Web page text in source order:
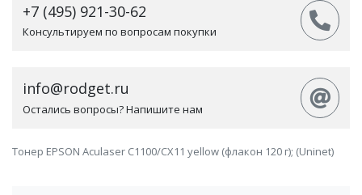
+7 (495) 921-30-62
Консультируем по вопросам покупки
info@rodget.ru
Остались вопросы? Напишите нам
Тонер EPSON Aculaser C1100/CX11 yellow (флакон 120 г); (Uninet)